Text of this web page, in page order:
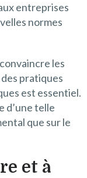
entreprises
normes
les
pratiques
est essentiel.
d’une telle
que sur le
et à